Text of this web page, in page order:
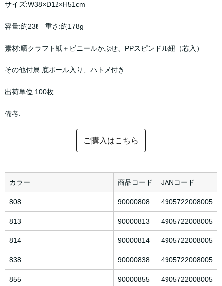
サイズ:W38×D12×H51cm
容量:約23ℓ 重さ:約178g
素材:晒クラフト紙＋ビニールかぶせ、PPスピンドル紐（芯入）
その他付属:底ボール入り、ハトメ付き
出荷単位:100枚
備考:
ご購入はこちら
カラー 商品コード JANコード
808 90000808 4905722008005
813 90000813 4905722008005
814 90000814 4905722008005
838 90000838 4905722008005
855 90000855 4905722008005